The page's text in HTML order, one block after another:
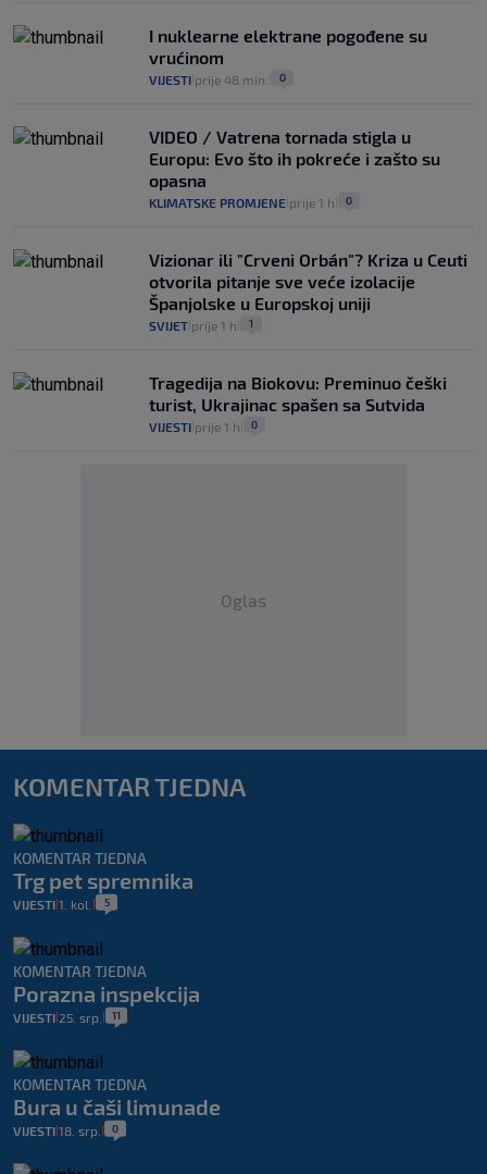
I nuklearne elektrane pogođene su
vrućinom
VIJESTI prije 48 min. 0
VIDEO / Vatrena tornada stigla u
Europu: Evo što ih pokreće i zašto su
opasna
KLIMATSKE PROMJENE prije 1 h 0
Vizionar ili "Crveni Orbán"? Kriza u Ceuti
otvorila pitanje sve veće izolacije
Španjolske u Europskoj uniji
SVIJET prije 1 h 1
Tragedija na Biokovu: Preminuo češki
turist, Ukrajinac spašen sa Sutvida
VIJESTI prije 1 h 0
Oglas
KOMENTAR TJEDNA
KOMENTAR TJEDNA
Trg pet spremnika
VIJESTI 1. kol. 5
KOMENTAR TJEDNA
Porazna inspekcija
VIJESTI 25. srp. 11
KOMENTAR TJEDNA
Bura u čaši limunade
VIJESTI 18. srp. 0